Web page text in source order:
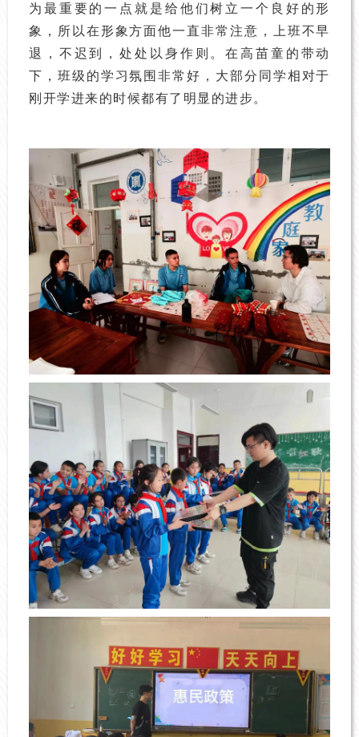
为最重要的一点就是给他们树立一个良好的形
象，所以在形象方面他一直非常注意，上班不早
退，不迟到，处处以身作则。在高苗童的带动
下，班级的学习氛围非常好，大部分同学相对于
刚开学进来的时候都有了明显的进步。